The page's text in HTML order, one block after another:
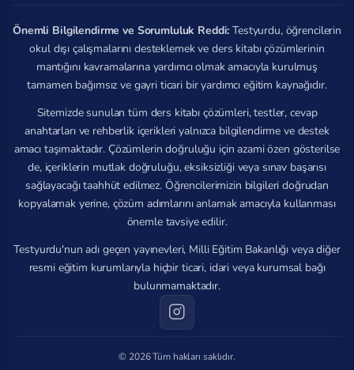
Önemli Bilgilendirme ve Sorumluluk Reddi: Testyurdu, öğrencilerin
okul dışı çalışmalarını desteklemek ve ders kitabı çözümlerinin
mantığını kavramalarına yardımcı olmak amacıyla kurulmuş
tamamen bağımsız ve gayri ticari bir yardımcı eğitim kaynağıdır.
Sitemizde sunulan tüm ders kitabı çözümleri, testler, cevap
anahtarları ve rehberlik içerikleri yalnızca bilgilendirme ve destek
amacı taşımaktadır. Çözümlerin doğruluğu için azami özen gösterilse
de, içeriklerin mutlak doğruluğu, eksiksizliği veya sınav başarısı
sağlayacağı taahhüt edilmez. Öğrencilerimizin bilgileri doğrudan
kopyalamak yerine, çözüm adımlarını anlamak amacıyla kullanması
önemle tavsiye edilir.
Testyurdu'nun adı geçen yayınevleri, Milli Eğitim Bakanlığı veya diğer
resmi eğitim kurumlarıyla hiçbir ticari, idari veya kurumsal bağı
bulunmamaktadır.
© 2026 Tüm hakları saklıdır.